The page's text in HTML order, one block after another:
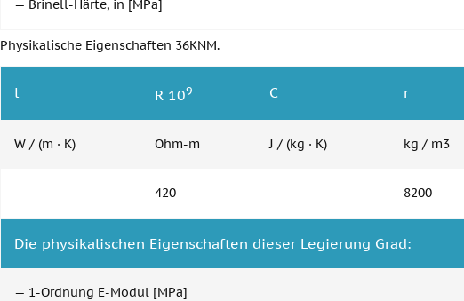
— Brinell-Härte, in [MPa]
Physikalische Eigenschaften 36KNM.
l R 109 C r
W / (m · K) Ohm-m J / (kg · K) kg / m3
420 8200
Die physikalischen Eigenschaften dieser Legierung Grad:
— 1-Ordnung E-Modul [MPa]